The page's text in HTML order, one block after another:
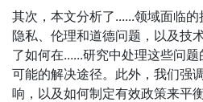
其次，本文分析了......领域面临
隐私、伦理和道德问题，以及技
了如何在......研究中处理这些问
可能的解决途径。此外，我们强
响，以及如何制定有效政策来平